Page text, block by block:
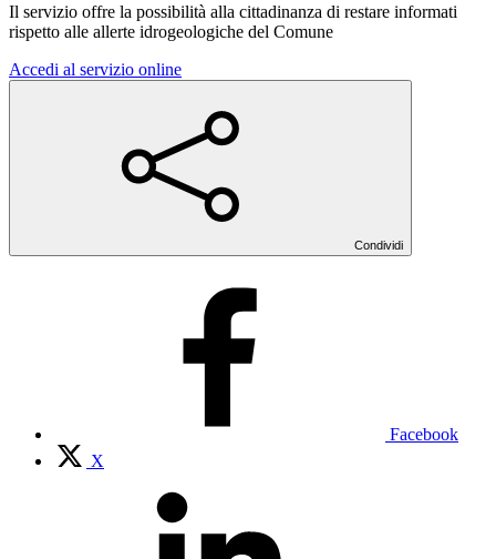
Il servizio offre la possibilità alla cittadinanza di restare informati
rispetto alle allerte idrogeologiche del Comune
Accedi al servizio online
Condividi
Facebook
X